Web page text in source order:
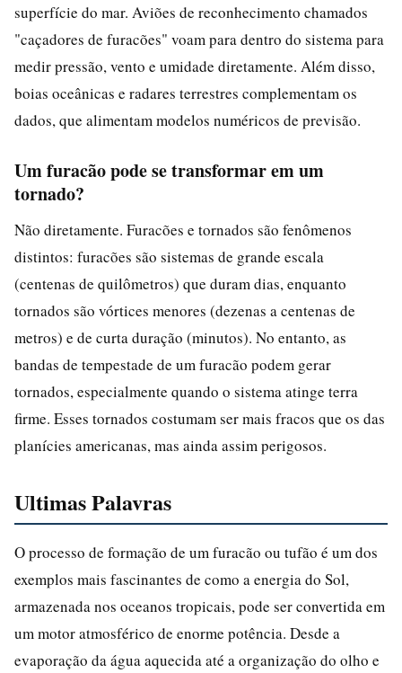
superfície do mar. Aviões de reconhecimento chamados
"caçadores de furacões" voam para dentro do sistema para
medir pressão, vento e umidade diretamente. Além disso,
boias oceânicas e radares terrestres complementam os
dados, que alimentam modelos numéricos de previsão.
Um furacão pode se transformar em um
tornado?
Não diretamente. Furacões e tornados são fenômenos
distintos: furacões são sistemas de grande escala
(centenas de quilômetros) que duram dias, enquanto
tornados são vórtices menores (dezenas a centenas de
metros) e de curta duração (minutos). No entanto, as
bandas de tempestade de um furacão podem gerar
tornados, especialmente quando o sistema atinge terra
firme. Esses tornados costumam ser mais fracos que os das
planícies americanas, mas ainda assim perigosos.
Ultimas Palavras
O processo de formação de um furacão ou tufão é um dos
exemplos mais fascinantes de como a energia do Sol,
armazenada nos oceanos tropicais, pode ser convertida em
um motor atmosférico de enorme potência. Desde a
evaporação da água aquecida até a organização do olho e